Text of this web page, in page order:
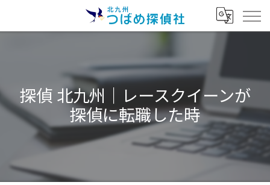
探偵 北九州｜レースクイーンが
探偵に転職した時